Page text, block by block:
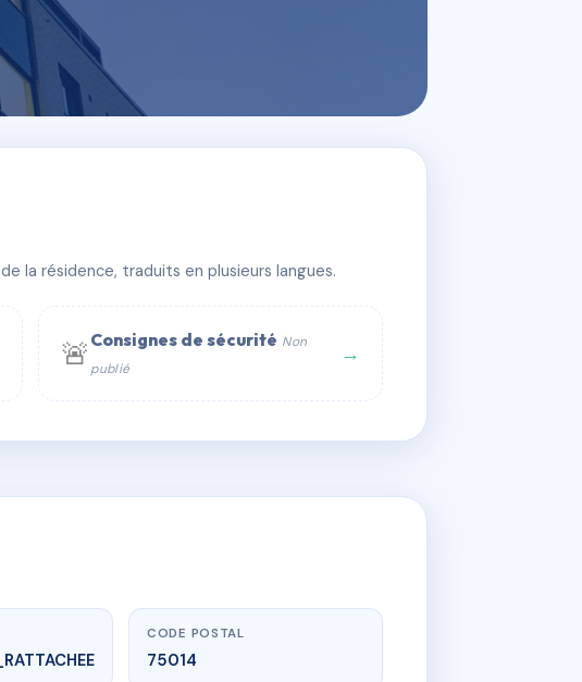
la résidence, traduits en plusieurs langues.
🚨 Consignes de sécurité Non
publié
→
CODE POSTAL
75014